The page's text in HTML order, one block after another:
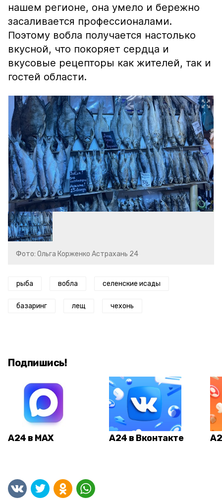
нашем регионе, она умело и бережно
засаливается профессионалами.
Поэтому вобла получается настолько
вкусной, что покоряет сердца и
вкусовые рецепторы как жителей, так и
гостей области.
Фото: Ольга Корженко Астрахань 24
рыба вобла селенские исады
базаринг лещ чехонь
Подпишись!
А24 в MAX А24 в Вконтакте